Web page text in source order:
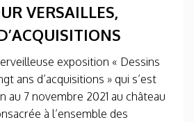
VERSAILLES,
exposition « Dessins
ans d’acquisitions » qui s’est
au 7 novembre 2021 au château
à l’ensemble des